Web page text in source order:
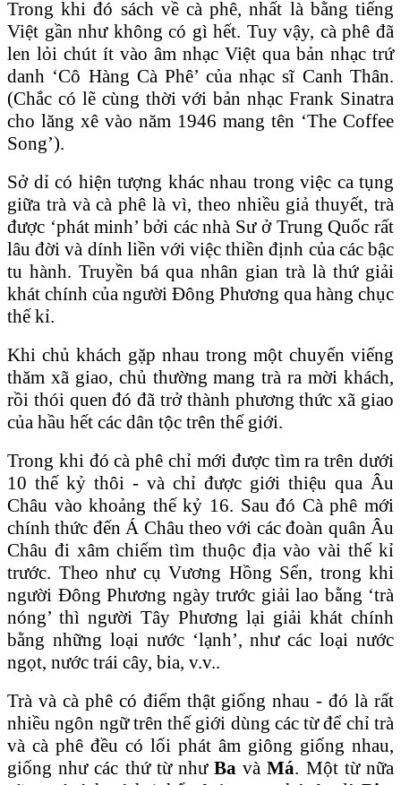
Trong khi đó sách về cà phê, nhất là bằng tiếng
Việt gần như không có gì hết. Tuy vậy, cà phê đã
len lỏi chút ít vào âm nhạc Việt qua bản nhạc trứ
danh ‘Cô Hàng Cà Phê’ của nhạc sĩ Canh Thân.
(Chắc có lẽ cùng thời với bản nhạc Frank Sinatra
cho lăng xê vào năm 1946 mang tên ‘The Coffee
Song’).
Sở dỉ có hiện tượng khác nhau trong việc ca tụng
giữa trà và cà phê là vì, theo nhiều giả thuyết, trà
được ‘phát minh’ bởi các nhà Sư ở Trung Quốc rất
lâu đời và dính liền với việc thiền định của các bậc
tu hành. Truyền bá qua nhân gian trà là thứ giải
khát chính của người Ðông Phương qua hàng chục
thế kỉ.
Khi chủ khách gặp nhau trong một chuyến viếng
thăm xã giao, chủ thường mang trà ra mời khách,
rồi thói quen đó đã trở thành phương thức xã giao
của hầu hết các dân tộc trên thế giới.
Trong khi đó cà phê chỉ mới được tìm ra trên dưới
10 thế kỷ thôi - và chỉ được giới thiệu qua Âu
Châu vào khoảng thế kỷ 16. Sau đó Cà phê mới
chính thức đến Á Châu theo với các đoàn quân Âu
Châu đi xâm chiếm tìm thuộc địa vào vài thế kỉ
trước. Theo như cụ Vương Hồng Sển, trong khi
người Ðông Phương ngày trước giải lao bằng ‘trà
nóng’ thì người Tây Phương lại giải khát chính
bằng những loại nước ‘lạnh’, như các loại nước
ngọt, nước trái cây, bia, v.v..
Trà và cà phê có điểm thật giống nhau - đó là rất
nhiều ngôn ngữ trên thế giới dùng các từ để chỉ trà
và cà phê đều có lối phát âm giông giống nhau,
giống như các thứ từ nhưBa vàMá. Một từ nữa